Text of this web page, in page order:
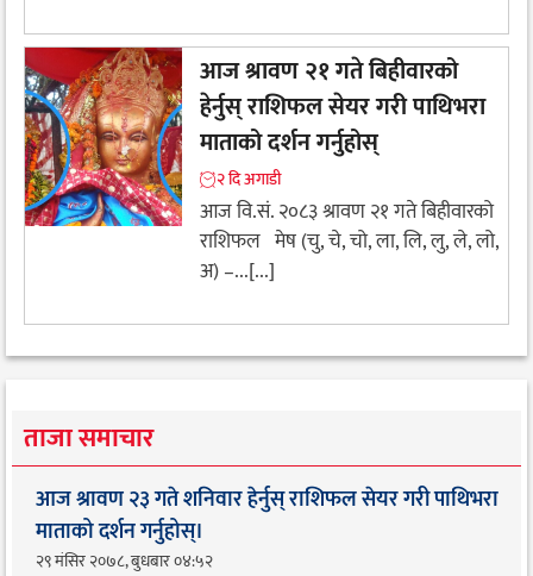
आज श्रावण २१ गते बिहीवारको
हेर्नुस् राशिफल सेयर गरी पाथिभरा
माताको दर्शन गर्नुहोस्
२ दि अगाडी
आज वि.सं. २०८३ श्रावण २१ गते बिहीवारको
राशिफल मेष (चु, चे, चो, ला, लि, लु, ले, लो,
अ) –...[...]
ताजा समाचार
आज श्रावण २३ गते शनिवार हेर्नुस् राशिफल सेयर गरी पाथिभरा
माताको दर्शन गर्नुहोस्।
२९ मंसिर २०७८, बुधबार ०४:५२